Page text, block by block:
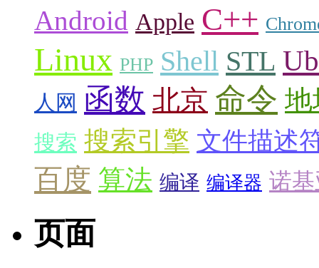
Android Apple C++
Linux PHP Shell STL
人网 函数 北京 命令 地
搜索 搜索引擎 文件描述
百度 算法 编译 编译器 诺
页面